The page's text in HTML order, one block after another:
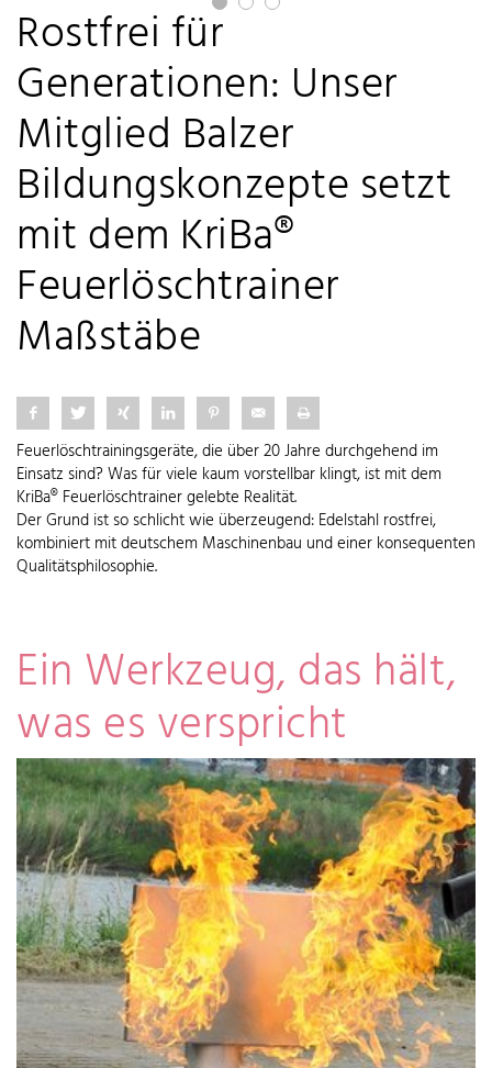
Rostfrei für
Generationen: Unser
Mitglied Balzer
Bildungskonzepte setzt
mit dem KriBa®
Feuerlöschtrainer
Maßstäbe
Feuerlöschtrainingsgeräte, die über 20 Jahre durchgehend im
Einsatz sind? Was für viele kaum vorstellbar klingt, ist mit dem
KriBa® Feuerlöschtrainer gelebte Realität.
Der Grund ist so schlicht wie überzeugend: Edelstahl rostfrei,
kombiniert mit deutschem Maschinenbau und einer konsequenten
Qualitätsphilosophie.
Ein Werkzeug, das hält,
was es verspricht